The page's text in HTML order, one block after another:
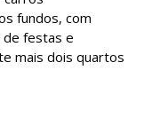
fundos, com
de festas e
mais dois quartos